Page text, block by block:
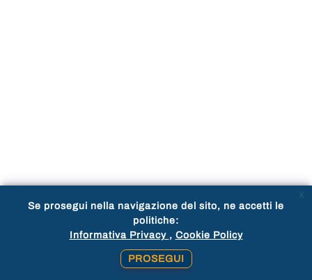
Se prosegui nella navigazione del sito, ne accetti le
politiche:
Informativa Privacy
Cookie Policy
PROSEGUI
x